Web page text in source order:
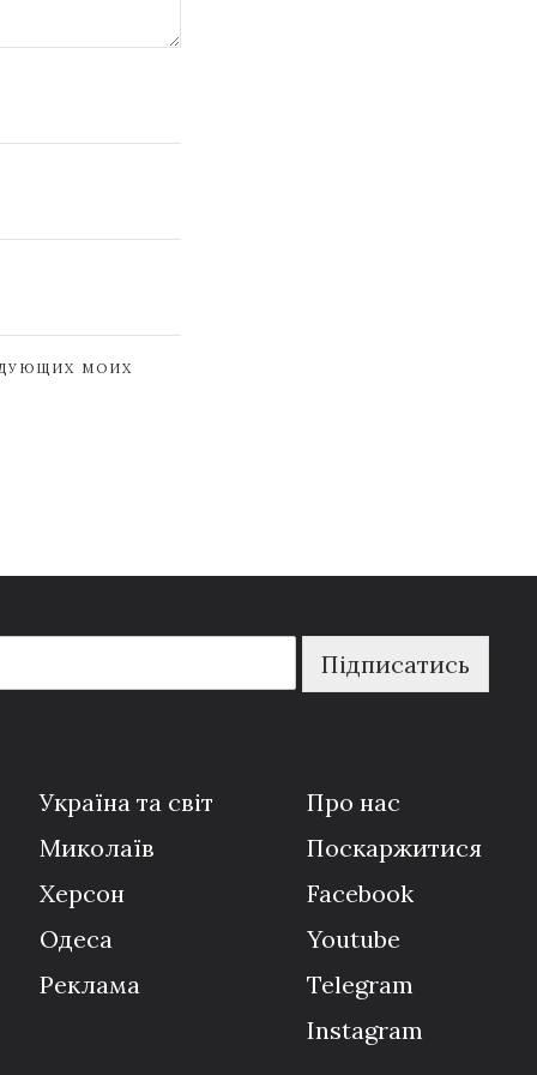
МОИХ
Підписатись
Україна та світ
Миколаїв
Херсон
Одеса
Реклама
Про нас
Поскаржитися
Facebook
Youtube
Telegram
Instagram